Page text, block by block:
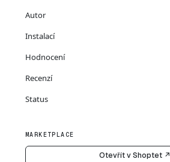
Autor
Instalací
Hodnocení
Recenzí
Status
MARKETPLACE
Otevřít v Shoptet ↗